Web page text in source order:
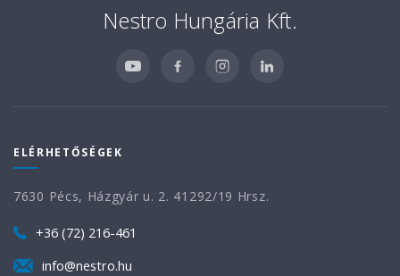
Nestro Hungária Kft.
ELÉRHETŐSÉGEK
7630 Pécs, Házgyár u. 2. 41292/19 Hrsz.
+36 (72) 216-461
info@nestro.hu